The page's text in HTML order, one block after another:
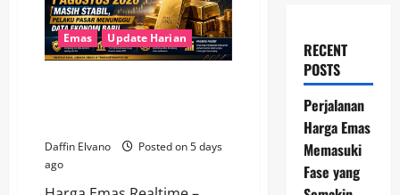
Emas Update Harian
Daffin Elvano
Posted on 5 days
ago
RECENT
POSTS
Perjalanan
Harga Emas
Memasuki
Fase yang